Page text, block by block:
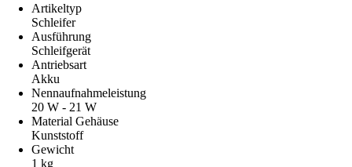
Artikeltyp
Schleifer
Ausführung
Schleifgerät
Antriebsart
Akku
Nennaufnahmeleistung
20 W - 21 W
Material Gehäuse
Kunststoff
Gewicht
1 kg